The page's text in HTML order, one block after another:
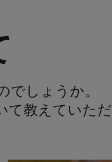
でしょうか。
て教えていただ